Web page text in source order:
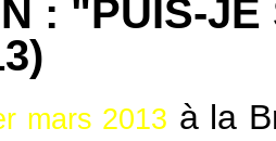
: "PUIS-
mars 2013 à la